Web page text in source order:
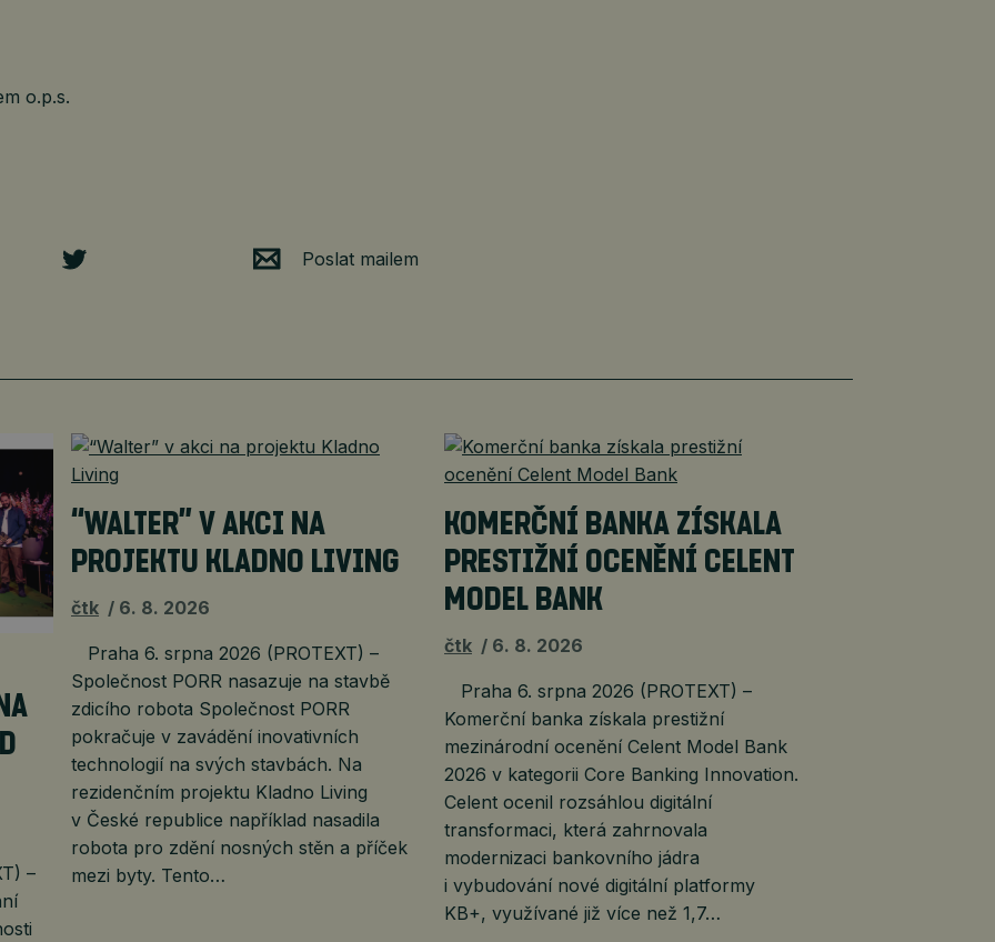
o.p.s.
Poslat mailem
–
“WALTER” V AKCI NA
PROJEKTU KLADNO LIVING
čtk 6. 8. 2026
Praha 6. srpna 2026 (PROTEXT) –
Společnost PORR nasazuje na stavbě
zdicího robota Společnost PORR
pokračuje v zavádění inovativních
technologií na svých stavbách. Na
rezidenčním projektu Kladno Living
v České republice například nasadila
robota pro zdění nosných stěn a příček
mezi byty. Tento…
KOMERČNÍ BANKA ZÍSKALA
PRESTIŽNÍ OCENĚNÍ CELENT
MODEL BANK
čtk 6. 8. 2026
Praha 6. srpna 2026 (PROTEXT) –
Komerční banka získala prestižní
mezinárodní ocenění Celent Model Bank
2026 v kategorii Core Banking Innovation.
Celent ocenil rozsáhlou digitální
transformaci, která zahrnovala
modernizaci bankovního jádra
i vybudování nové digitální platformy
KB+, využívané již více než 1,7…